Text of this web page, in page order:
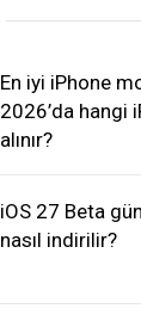
En iyi iPhone
2026’da hangi
alınır?
iOS 27 Beta
nasıl indirilir?